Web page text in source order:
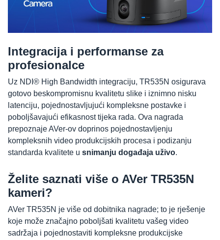
Integracija i performanse za
profesionalce
Uz NDI® High Bandwidth integraciju, TR535N osigurava
gotovo beskompromisnu kvalitetu slike i iznimno nisku
latenciju, pojednostavljujući kompleksne postavke i
poboljšavajući efikasnost tijeka rada. Ova nagrada
prepoznaje AVer-ov doprinos pojednostavljenju
kompleksnih video produkcijskih procesa i podizanju
standarda kvalitete u snimanju događaja uživo.
Želite saznati više o AVer TR535N
kameri?
AVer TR535N je više od dobitnika nagrade; to je rješenje
koje može značajno poboljšati kvalitetu vašeg video
sadržaja i pojednostaviti kompleksne produkcijske